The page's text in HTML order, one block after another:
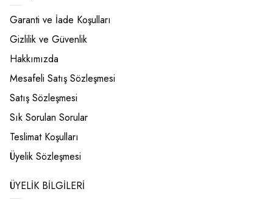
Garanti ve İade Koşulları
Gizlilik ve Güvenlik
Hakkımızda
Mesafeli Satış Sözleşmesi
Satış Sözleşmesi
Sık Sorulan Sorular
Teslimat Koşulları
Üyelik Sözleşmesi
ÜYELIK BILGILERI